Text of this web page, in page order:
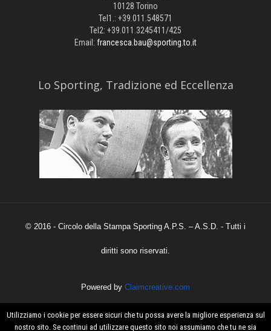
10128 Torino
Tel1.: +39.011.548571
Tel2: +39.011.3245411/425
Email: francesca.bau@sporting.to.it
​Lo Sporting, Tradizione ed Eccellenza
© 2016 - Circolo della Stampa Sporting A.P.S. – A.S.D. - Tutti i
diritti sono riservati.
Powered by Claimcreative.com
Utilizziamo i cookie per essere sicuri che tu possa avere la migliore esperienza sul
nostro sito. Se continui ad utilizzare questo sito noi assumiamo che tu ne sia